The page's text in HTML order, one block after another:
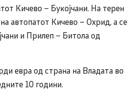
Кичево – Букојчани. На терен
автопатот Кичево – Охрид, а се
и Прилеп – Битола од
евра од страна на Владата во
10 години.